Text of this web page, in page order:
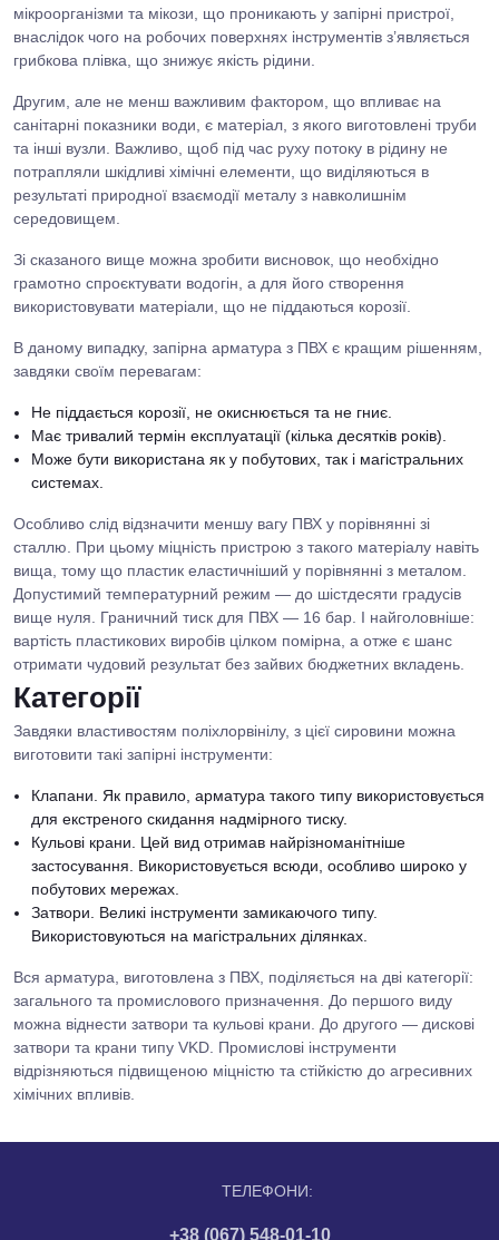
мікроорганізми та мікози, що проникають у запірні пристрої,
внаслідок чого на робочих поверхнях інструментів з’являється
грибкова плівка, що знижує якість рідини.
Другим, але не менш важливим фактором, що впливає на
санітарні показники води, є матеріал, з якого виготовлені труби
та інші вузли. Важливо, щоб під час руху потоку в рідину не
потрапляли шкідливі хімічні елементи, що виділяються в
результаті природної взаємодії металу з навколишнім
середовищем.
Зі сказаного вище можна зробити висновок, що необхідно
грамотно спроєктувати водогін, а для його створення
використовувати матеріали, що не піддаються корозії.
В даному випадку, запірна арматура з ПВХ є кращим рішенням,
завдяки своїм перевагам:
Не піддається корозії, не окиснюється та не гниє.
Має тривалий термін експлуатації (кілька десятків років).
Може бути використана як у побутових, так і магістральних
системах.
Особливо слід відзначити меншу вагу ПВХ у порівнянні зі
сталлю. При цьому міцність пристрою з такого матеріалу навіть
вища, тому що пластик еластичніший у порівнянні з металом.
Допустимий температурний режим — до шістдесяти градусів
вище нуля. Граничний тиск для ПВХ — 16 бар. І найголовніше:
вартість пластикових виробів цілком помірна, а отже є шанс
отримати чудовий результат без зайвих бюджетних вкладень.
Категорії
Завдяки властивостям поліхлорвінілу, з цієї сировини можна
виготовити такі запірні інструменти:
Клапани. Як правило, арматура такого типу використовується
для екстреного скидання надмірного тиску.
Кульові крани. Цей вид отримав найрізноманітніше
застосування. Використовується всюди, особливо широко у
побутових мережах.
Затвори. Великі інструменти замикаючого типу.
Використовуються на магістральних ділянках.
Вся арматура, виготовлена з ПВХ, поділяється на дві категорії:
загального та промислового призначення. До першого виду
можна віднести затвори та кульові крани. До другого — дискові
затвори та крани типу VKD. Промислові інструменти
відрізняються підвищеною міцністю та стійкістю до агресивних
хімічних впливів.
ТЕЛЕФОНИ:
+38 (067) 548-01-10